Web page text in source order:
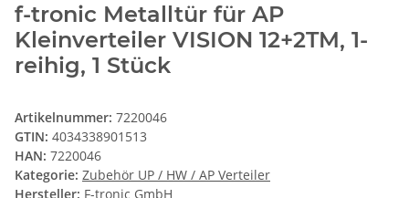
f-tronic Metalltür für AP
Kleinverteiler VISION 12+2TM, 1-
reihig, 1 Stück
Artikelnummer: 7220046
GTIN: 4034338901513
HAN: 7220046
Kategorie: Zubehör UP / HW / AP Verteiler
Hersteller: F-tronic GmbH